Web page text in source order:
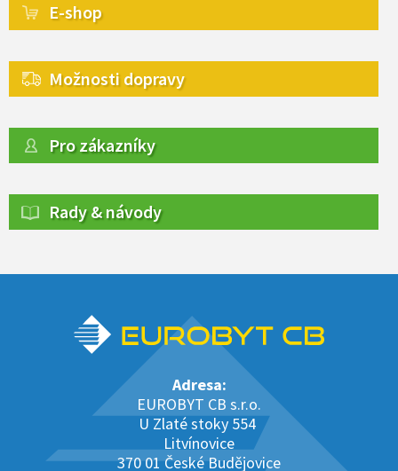
E-shop
Možnosti dopravy
Pro zákazníky
Rady & návody
Adresa:
EUROBYT CB s.r.o.
U Zlaté stoky 554
Litvínovice
370 01 České Budějovice